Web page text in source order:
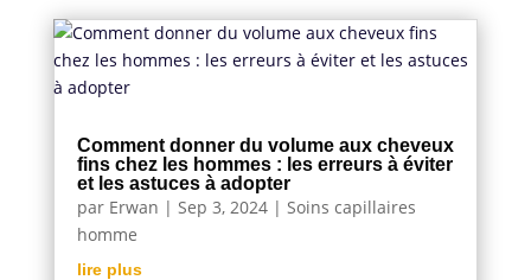
Comment donner du volume aux cheveux
fins chez les hommes : les erreurs à éviter
et les astuces à adopter
par Erwan | Sep 3, 2024| Soins capillaires
homme
lire plus